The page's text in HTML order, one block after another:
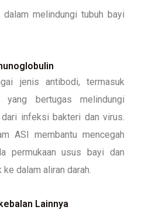
melindungi tubuh bayi
jenis antibodi, termasuk
yang bertugas melindungi
dari infeksi bakteri dan virus.
ASI membantu mencegah
permukaan usus bayi dan
dalam aliran darah.
Lainnya